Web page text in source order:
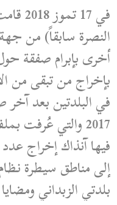
في 17
النصرة سابقاً) من
أخرى بإبرام صفقة
بإخراج من تبقى من
في البلدتين بعد آخر
2017 والتي عُرفت
فيها آنذاك إخراج
إلى مناطق سيطرة
بلدتي الزبداني